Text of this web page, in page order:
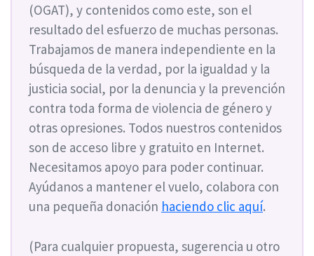
(OGAT), y contenidos como este, son el
resultado del esfuerzo de muchas personas.
Trabajamos de manera independiente en la
búsqueda de la verdad, por la igualdad y la
justicia social, por la denuncia y la prevención
contra toda forma de violencia de género y
otras opresiones. Todos nuestros contenidos
son de acceso libre y gratuito en Internet.
Necesitamos apoyo para poder continuar.
Ayúdanos a mantener el vuelo, colabora con
una pequeña donación haciendo clic aquí.
(Para cualquier propuesta, sugerencia u otro